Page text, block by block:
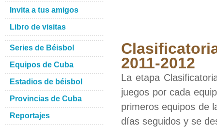
2011-2012
La etapa
juegos por cada
primeros equipos de
días seguidos y se
Invita a tus amigos
Libro de visitas
Series de Béisbol
Equipos de Cuba
Estadios de béisbol
Provincias de Cuba
Reportajes